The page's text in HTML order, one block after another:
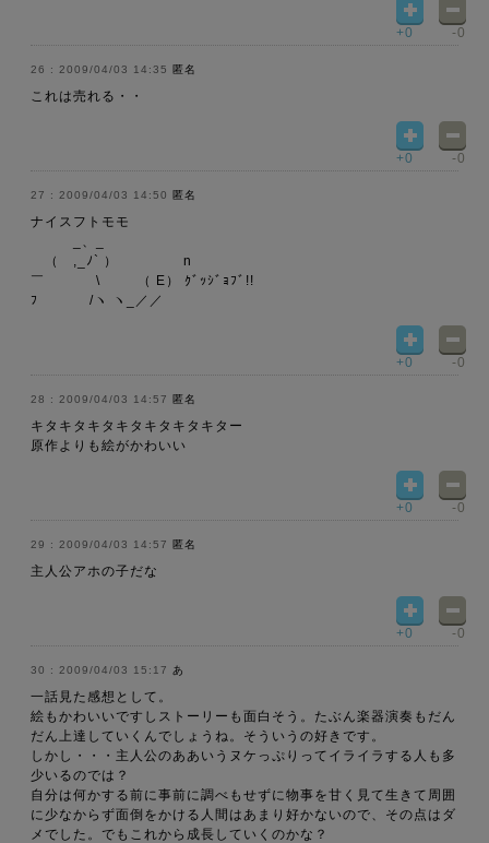
+0 -0
2009/04/03 14:35 匿名
これは売れる・・
+0 -0
2009/04/03 14:50 匿名
ナイスフトモモ
_、_
（ ,_ﾉ` ） n
￣ \ （ E） ｸﾞｯｼﾞｮﾌﾞ!!
ﾌ /ヽ ヽ_／／
+0 -0
2009/04/03 14:57 匿名
キタキタキタキタキタキタキター
原作よりも絵がかわいい
+0 -0
2009/04/03 14:57 匿名
主人公アホの子だな
+0 -0
2009/04/03 15:17 あ
一話見た感想として。
絵もかわいいですしストーリーも面白そう。たぶん楽器演奏もだん
だん上達していくんでしょうね。そういうの好きです。
しかし・・・主人公のああいうヌケっぷりってイライラする人も多
少いるのでは？
自分は何かする前に事前に調べもせずに物事を甘く見て生きて周囲
に少なからず面倒をかける人間はあまり好かないので、その点はダ
メでした。でもこれから成長していくのかな？